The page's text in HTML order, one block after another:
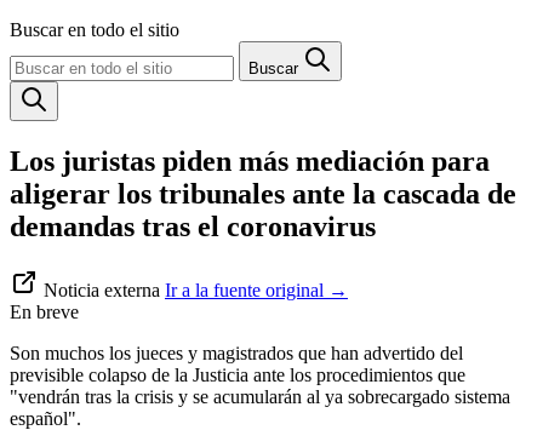
Buscar en todo el sitio
Buscar
Los juristas piden más mediación para
aligerar los tribunales ante la cascada de
demandas tras el coronavirus
Noticia externa Ir a la fuente original →
En breve
Son muchos los jueces y magistrados que han advertido del
previsible colapso de la Justicia ante los procedimientos que
"vendrán tras la crisis y se acumularán al ya sobrecargado sistema
español".